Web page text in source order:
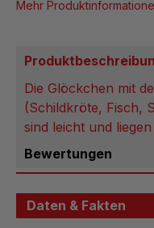
Mehr
Die Glöckchen mit
(Schildkröte, Fisch,
sind leicht und
Bewertungen
Daten & Fakten